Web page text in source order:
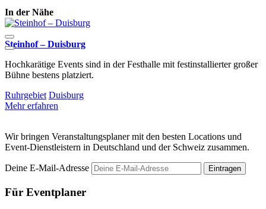
In der Nähe
Steinhof – Duisburg
Hochkarätige Events sind in der Festhalle mit festinstallierter großer
Bühne bestens platziert.
Ruhrgebiet Duisburg
Mehr erfahren
Wir bringen Veranstaltungsplaner mit den besten Locations und
Event-Dienstleistern in Deutschland und der Schweiz zusammen.
Deine E-Mail-Adresse Eintragen
Für Eventplaner